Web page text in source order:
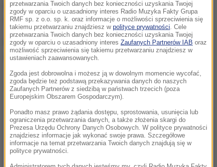
odnotowały żadnych wstrząsów.Niewykluczone
więc, że przyczyną tragedii był ludzki błąd.
KGHM ogłosiłtrzydniową żałobęwe wszystkich
oddziałach.
Dalsza część artykułu pod materiałem video:
przetwarzania Twoich danych bez konieczności uzyskania Twojej
zgody w oparciu o uzasadniony interes Radio Muzyka Fakty Grupa
RMF sp. z o.o. sp. k. oraz informacje o możliwości sprzeciwienia się
takiemu przetwarzaniu znajdziesz w polityce prywatności . Cele
przetwarzania Twoich danych bez konieczności uzyskania Twojej
zgody w oparciu o uzasadniony interes Zaufanych Partnerów IAB oraz
możliwość sprzeciwienia się takiemu przetwarzaniu znajdziesz w
ustawieniach zaawansowanych.
Zgoda jest dobrowolna i możesz ją w dowolnym momencie wycofać,
zgoda będzie też podstawą przekazywania danych do naszych
Zaufanych Partnerów z siedzibą w państwach trzecich (poza
Europejskim Obszarem Gospodarczym).
Ponadto masz prawo żądania dostępu, sprostowania, usunięcia lub
ograniczenia przetwarzania danych, a także złożenia skargi do
Prezesa Urzędu Ochrony Danych Osobowych. W polityce prywatności
znajdziesz informacje jak wykonać swoje prawa. Szczegółowe
informacje na temat przetwarzania Twoich danych znajdują się w
polityce prywatności.